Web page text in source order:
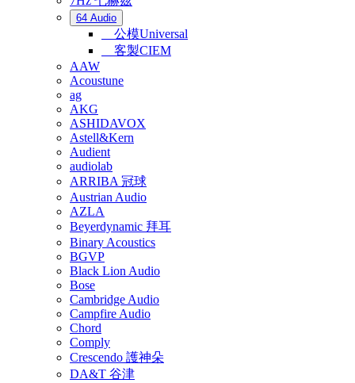
64 Audio
公模Universal
客製CIEM
AAW
Acoustune
ag
AKG
ASHIDAVOX
Astell&Kern
Audient
audiolab
ARRIBA 冠球
Austrian Audio
AZLA
Beyerdynamic 拜耳
Binary Acoustics
BGVP
Black Lion Audio
Bose
Cambridge Audio
Campfire Audio
Chord
Comply
Crescendo 護神朵
DA&T 谷津